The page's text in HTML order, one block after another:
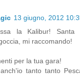
13 giugno, 2012
la Kalibur!
mi raccomando!
per la tua gara!
tanto tanto